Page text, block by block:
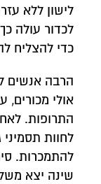
לישון ללא
לכדור עולה
כדי להצליח
הרבה אנשים
אולי
התרופות.
לחוות
להתמכרות.
שינה יצא